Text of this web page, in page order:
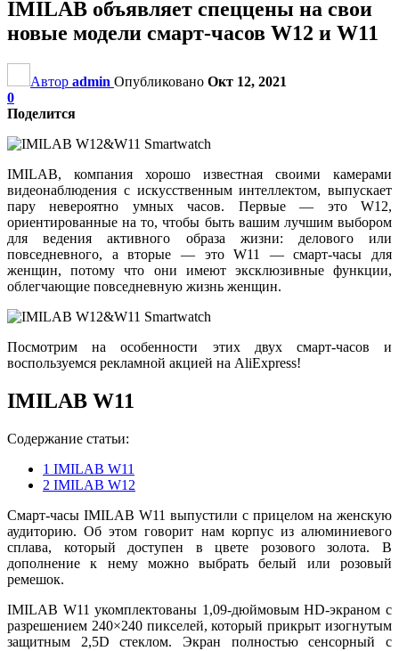
IMILAB объявляет спеццены на свои
новые модели смарт-часов W12 и W11
Автор admin Опубликовано Окт 12, 2021
0
Поделится
IMILAB, компания хорошо известная своими камерами
видеонаблюдения с искусственным интеллектом, выпускает
пару невероятно умных часов. Первые — это W12,
ориентированные на то, чтобы быть вашим лучшим выбором
для ведения активного образа жизни: делового или
повседневного, а вторые — это W11 — смарт-часы для
женщин, потому что они имеют эксклюзивные функции,
облегчающие повседневную жизнь женщин.
Посмотрим на особенности этих двух смарт-часов и
воспользуемся рекламной акцией на AliExpress!
IMILAB W11
Содержание статьи:
1 IMILAB W11
2 IMILAB W12
Смарт-часы IMILAB W11 выпустили с прицелом на женскую
аудиторию. Об этом говорит нам корпус из алюминиевого
сплава, который доступен в цвете розового золота. В
дополнение к нему можно выбрать белый или розовый
ремешок.
IMILAB W11 укомплектованы 1,09-дюймовым HD-экраном с
разрешением 240×240 пикселей, который прикрыт изогнутым
защитным 2,5D стеклом. Экран полностью сенсорный с